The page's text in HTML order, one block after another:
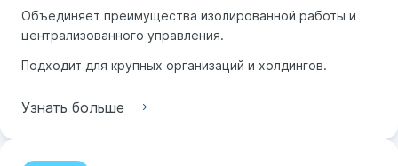
Объединяет преимущества изолированной работы и
централизованного управления.
Подходит для крупных организаций и холдингов.
Узнать больше